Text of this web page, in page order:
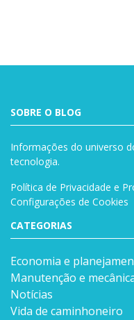
SOBRE O BLOG
Informações do universo
tecnologia.
Política de Privacidade e
Configurações de Cookies
CATEGORIAS
Economia e
Manutenção e
Notícias
Vida de caminhoneiro